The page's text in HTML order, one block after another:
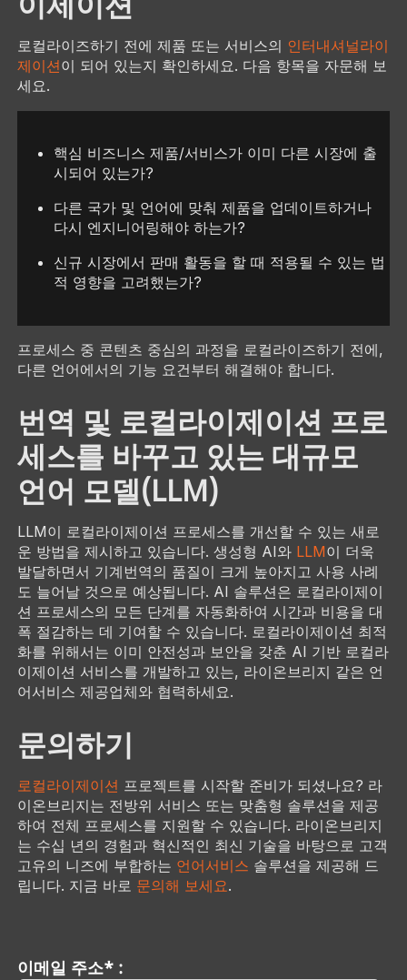
로컬라이즈하기 전에 제품 또는 서비스의 인터내셔널라이
제이션이 되어 있는지 확인하세요. 다음 항목을 자문해 보
세요.
핵심 비즈니스 제품/서비스가 이미 다른 시장에 출
시되어 있는가?
다른 국가 및 언어에 맞춰 제품을 업데이트하거나
다시 엔지니어링해야 하는가?
신규 시장에서 판매 활동을 할 때 적용될 수 있는 법
적 영향을 고려했는가?
프로세스 중 콘텐츠 중심의 과정을 로컬라이즈하기 전에,
다른 언어에서의 기능 요건부터 해결해야 합니다.
번역 및 로컬라이제이션 프로
세스를 바꾸고 있는 대규모
언어 모델(LLM)
LLM이 로컬라이제이션 프로세스를 개선할 수 있는 새로
운 방법을 제시하고 있습니다. 생성형 AI와 LLM이 더욱
발달하면서 기계번역의 품질이 크게 높아지고 사용 사례
도 늘어날 것으로 예상됩니다. AI 솔루션은 로컬라이제이
션 프로세스의 모든 단계를 자동화하여 시간과 비용을 대
폭 절감하는 데 기여할 수 있습니다. 로컬라이제이션 최적
화를 위해서는 이미 안전성과 보안을 갖춘 AI 기반 로컬라
이제이션 서비스를 개발하고 있는, 라이온브리지 같은 언
어서비스 제공업체와 협력하세요.
문의하기
로컬라이제이션 프로젝트를 시작할 준비가 되셨나요? 라
이온브리지는 전방위 서비스 또는 맞춤형 솔루션을 제공
하여 전체 프로세스를 지원할 수 있습니다. 라이온브리지
는 수십 년의 경험과 혁신적인 최신 기술을 바탕으로 고객
고유의 니즈에 부합하는 언어서비스 솔루션을 제공해 드
립니다. 지금 바로 문의해 보세요.
이메일 주소* :